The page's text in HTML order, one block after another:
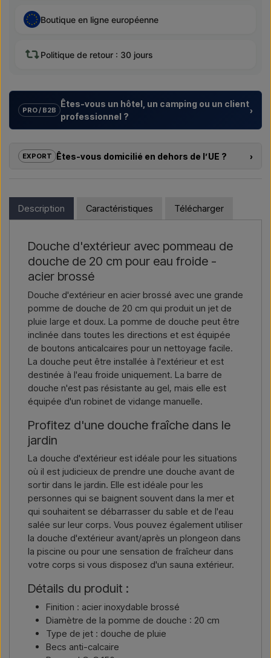
Boutique en ligne européenne
Politique de retour : 30 jours
PRO / B2B
Êtes-vous un hôtel, un camping ou un client
professionnel ?
›
promoteurs immobiliers avec des
pour douches extérieures – du choix du modèle à la bonne
Vous souhaitez un
plus importante, contactez-nous – réponse rapide.
EXPORT Êtes-vous domicilié en dehors de l’UE ?
›
commander directement sur le webshop. En revanche, vous
pouvez nous contacter et recevoir un prix avec la livraison et,
Il vous suffit d’indiquer l’article qui vous intéresse (référence ou
lien vers l’article) ainsi que les adresses de facturation et de
livraison, et vous recevrez une offre.
Nous écrire → Nous appeler →
Description Caractéristiques Télécharger
Douche d'extérieur avec pommeau de
douche de 20 cm pour eau froide -
acier brossé
Douche d'extérieur en acier brossé avec une grande
pomme de douche de 20 cm qui produit un jet de
pluie large et doux. La pomme de douche peut être
inclinée dans toutes les directions et est équipée
de boutons anticalcaires pour un nettoyage facile.
La douche peut être installée à l'extérieur et est
destinée à l'eau froide uniquement. La barre de
douche n'est pas résistante au gel, mais elle est
équipée d'un robinet de vidange manuelle.
Profitez d'une douche fraîche dans le
jardin
La douche d'extérieur est idéale pour les situations
où il est judicieux de prendre une douche avant de
sortir dans le jardin. Elle est idéale pour les
personnes qui se baignent souvent dans la mer et
qui souhaitent se débarrasser du sable et de l'eau
salée sur leur corps. Vous pouvez également utiliser
la douche d'extérieur avant/après un plongeon dans
la piscine ou pour une sensation de fraîcheur dans
votre corps si vous disposez d'un sauna extérieur.
Détails du produit :
Finition : acier inoxydable brossé
Diamètre de la pomme de douche : 20 cm
Type de jet : douche de pluie
Becs anti-calcaire